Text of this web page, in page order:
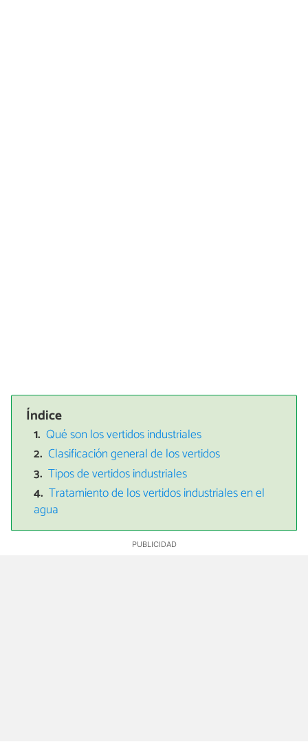
Índice
Qué son los vertidos industriales
Clasificación general de los vertidos
Tipos de vertidos industriales
Tratamiento de los vertidos industriales en el
agua